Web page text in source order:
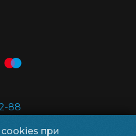
cookies при
88